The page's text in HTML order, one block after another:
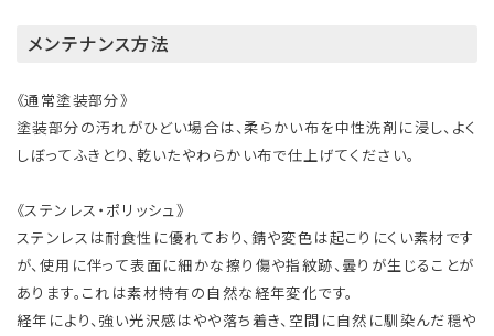
メンテナンス方法
《通常塗装部分》
塗装部分の汚れがひどい場合は、柔らかい布を中性洗剤に浸し、よく
しぼってふきとり、乾いたやわらかい布で仕上げてください。
《ステンレス・ポリッシュ》
ステンレスは耐食性に優れており、錆や変色は起こりにくい素材です
が、使用に伴って表面に細かな擦り傷や指紋跡、曇りが生じることが
あります。これは素材特有の自然な経年変化です。
経年により、強い光沢感はやや落ち着き、空間に自然に馴染んだ穏や